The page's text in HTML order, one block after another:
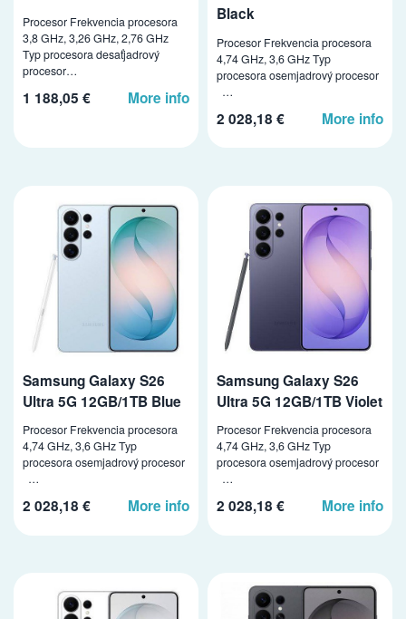
Procesor Frekvencia procesora
3,8 GHz, 3,26 GHz, 2,76 GHz
Typ procesora desaťjadrový
procesor…
1 188,05 € More info
Black
Procesor Frekvencia procesora
4,74 GHz, 3,6 GHz Typ
procesora osemjadrový procesor
…
2 028,18 € More info
Samsung Galaxy S26
Ultra 5G 12GB/1TB Blue
Procesor Frekvencia procesora
4,74 GHz, 3,6 GHz Typ
procesora osemjadrový procesor
…
2 028,18 € More info
Samsung Galaxy S26
Ultra 5G 12GB/1TB Violet
Procesor Frekvencia procesora
4,74 GHz, 3,6 GHz Typ
procesora osemjadrový procesor
…
2 028,18 € More info